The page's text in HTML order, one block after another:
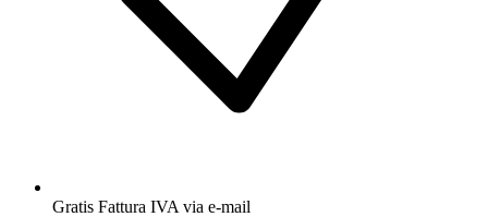
Gratis Fattura IVA via e-mail